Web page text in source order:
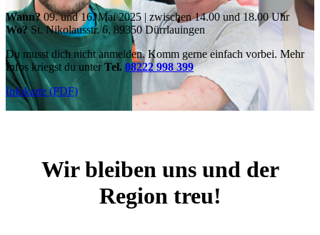
Wann?09. und 16. Mai 2025 | zwischen 14.00 und 18.00 Uhr
Wo? St. Nikolausstr. 6, 89350 Dürrlauingen
Du musst dich nicht anmelden. Komm gerne einfach vorbei. Mehr
Infos kriegst du unterTel. 08222 998 399
Infokarte (PDF)
Wir bleiben uns und der
Region treu!